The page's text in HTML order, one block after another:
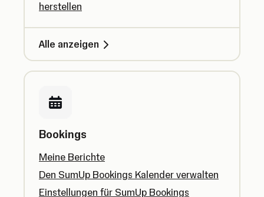
herstellen
Alle anzeigen
Bookings
Meine Berichte
Den SumUp Bookings Kalender verwalten
Einstellungen für SumUp Bookings